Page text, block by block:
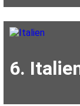
6.